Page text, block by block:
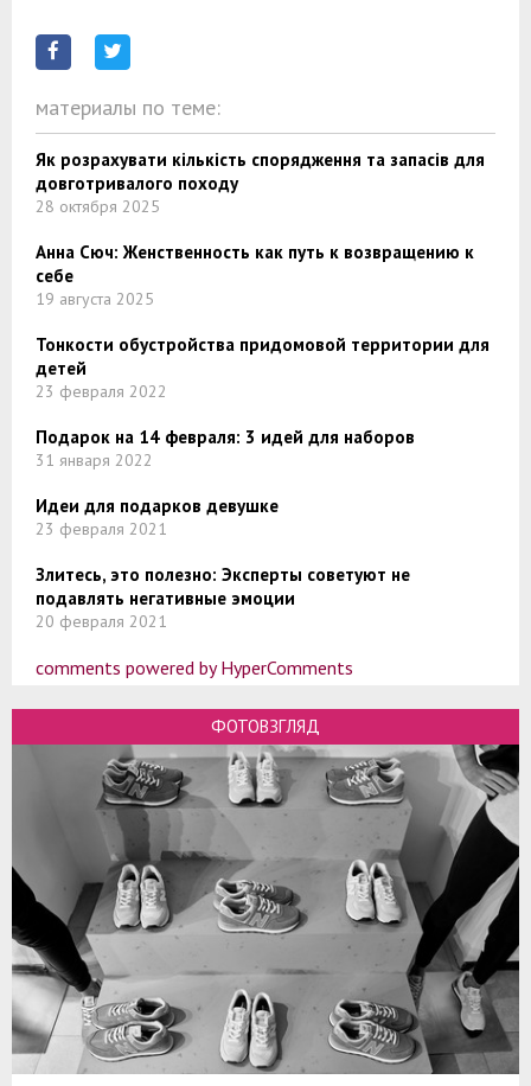
материалы по теме:
Як розрахувати кількість спорядження та запасів для
довготривалого походу
28 октября 2025
Анна Сюч: Женственность как путь к возвращению к
себе
19 августа 2025
Тонкости обустройства придомовой территории для
детей
23 февраля 2022
Подарок на 14 февраля: 3 идей для наборов
31 января 2022
Идеи для подарков девушке
23 февраля 2021
Злитесь, это полезно: Эксперты советуют не
подавлять негативные эмоции
20 февраля 2021
comments powered by HyperComments
ФОТОВЗГЛЯД